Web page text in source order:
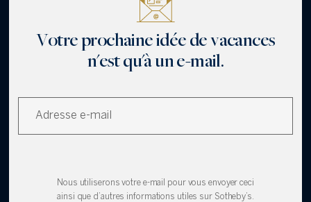
Votre prochaine idée de vacances
n'est qu'à un e-mail.
Nous utiliserons votre e-mail pour vous envoyer ceci
ainsi que d’autres informations utiles sur Sotheby’s.